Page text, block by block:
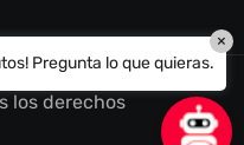
los derechos
Pregunta lo que quieras.
×